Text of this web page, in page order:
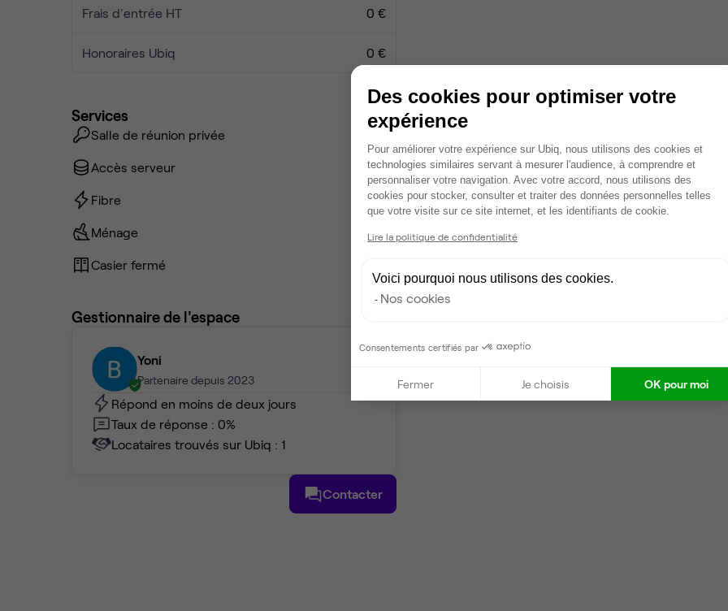
Frais d'entrée HT 0 €
Honoraires Ubiq 0 €
Services
Salle de réunion privée
Accès serveur
Fibre
Ménage
Casier fermé
Tables / chaises
Câblage RJ45
Wifi
Gestionnaire de l'espace
Yoni
Partenaire depuis 2023
Répond en moins de deux jours
Taux de réponse : 0%
Locataires trouvés sur Ubiq : 1
Contacter
Des cookies pour optimiser votre
expérience
Plateforme de Gestion du
Pour améliorer votre expérience sur Ubiq, nous utilisons des cookies et
technologies similaires servant à mesurer l'audience, à comprendre et
personnaliser votre navigation. Avec votre accord, nous utilisons des
cookies pour stocker, consulter et traiter des données personnelles telles
que votre visite sur ce site internet, et les identifiants de cookie.
Lire la politique de confidentialité
Voici pourquoi nous utilisons des cookies.
Nos cookies
Consentements certifiés par
Fermer Je choisis OK pour moi
Axeptio consent